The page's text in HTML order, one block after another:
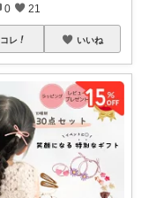
0 21
コレ いいね